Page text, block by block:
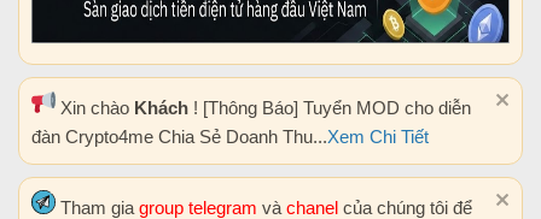
Xin chào Khách ! [Thông Báo] Tuyển MOD cho diễn
đàn Crypto4me Chia Sẻ Doanh Thu...Xem Chi Tiết
Tham gia group telegram và chanel của chúng tôi để